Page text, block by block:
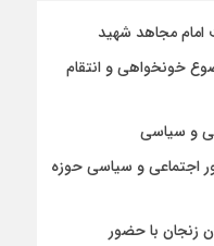
مجاهد شهید
خونخواهی و انتقام
و سیاسی
اجتماعی و سیاسی حوزه
زنجان با حضور